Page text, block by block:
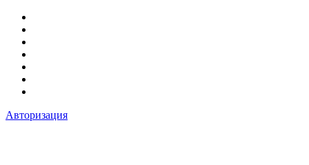
Авторизация